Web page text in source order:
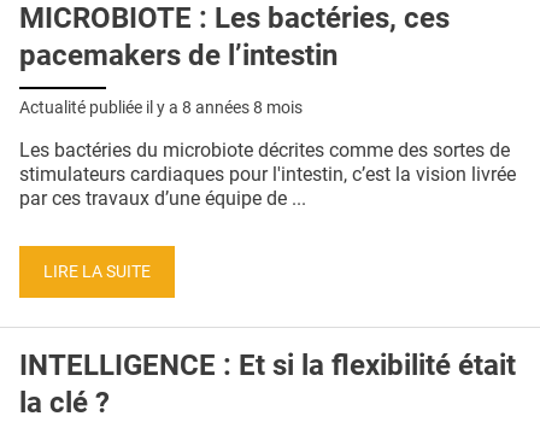
E-REVUE SAD
THÉMA
QUI SOMMES-NOUS ?
CONDITIONS GÉNÉRALES
CRÉDITS
MICROBIOTE : Les bactéries, ces
pacemakers de l’intestin
Actualité publiée il y a 8 années 8 mois
Les bactéries du microbiote décrites comme des sortes de
stimulateurs cardiaques pour l'intestin, c’est la vision livrée
par ces travaux d’une équipe de ...
LIRE LA SUITE
INTELLIGENCE : Et si la flexibilité était
la clé ?